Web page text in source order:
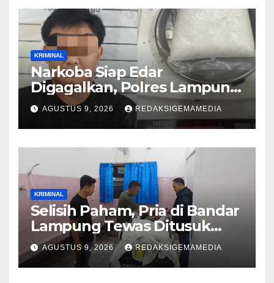
KRIMINAL
Narkoba Siap Edar
Digagalkan, Polres Lampung
Utara
AGUSTUS 9, 2026 REDAKSIGEMAMEDIA
KRIMINAL
Selisih Paham, Pria di Bandar
Lampung Tewas Ditusuk
Teman
AGUSTUS 9, 2026 REDAKSIGEMAMEDIA